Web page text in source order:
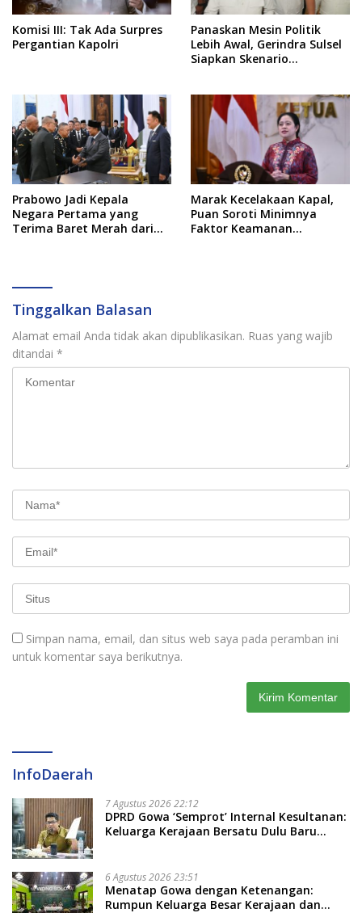
Komisi III: Tak Ada Surpres
Pergantian Kapolri
Panaskan Mesin Politik
Lebih Awal, Gerindra Sulsel
Siapkan Skenario
Prabowo Jadi Kepala
Negara Pertama yang
Terima Baret Merah dari
Marak Kecelakaan Kapal,
Puan Soroti Minimnya
Faktor Keamanan
Tinggalkan Balasan
Alamat email Anda tidak akan dipublikasikan. Ruas yang wajib
ditandai *
Simpan nama, email, dan situs web saya pada peramban ini
untuk komentar saya berikutnya.
InfoDaerah
7 Agustus 2026 22:12
DPRD Gowa ‘Semprot’ Internal Kesultanan:
Keluarga Kerajaan Bersatu Dulu Baru
6 Agustus 2026 23:51
Menatap Gowa dengan Ketenangan:
Rumpun Keluarga Besar Kerajaan dan